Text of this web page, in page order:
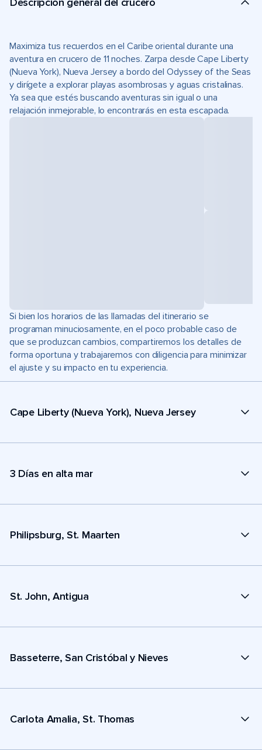
Maximiza tus recuerdos en el Caribe oriental durante una
aventura en crucero de 11 noches. Zarpa desde Cape Liberty
(Nueva York), Nueva Jersey a bordo del Odyssey of the Seas
y dirígete a explorar playas asombrosas y aguas cristalinas.
Ya sea que estés buscando aventuras sin igual o una
relajación inmejorable, lo encontrarás en esta escapada.
Si bien los horarios de las llamadas del itinerario se
programan minuciosamente, en el poco probable caso de
que se produzcan cambios, compartiremos los detalles de
forma oportuna y trabajaremos con diligencia para minimizar
el ajuste y su impacto en tu experiencia.
Cape Liberty (Nueva York), Nueva Jersey
3 Días en alta mar
Philipsburg, St. Maarten
St. John, Antigua
Basseterre, San Cristóbal y Nieves
Carlota Amalia, St. Thomas